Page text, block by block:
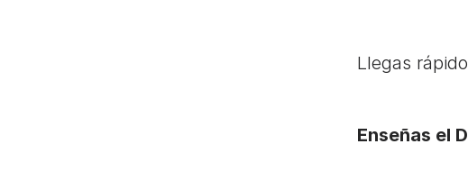
Llegas
Enseñas el